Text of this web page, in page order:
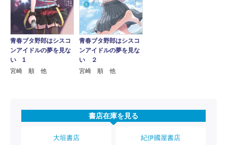
青春ブタ野郎はシスコ
ンアイドルの夢を見な
い 1
宮崎 順 他
青春ブタ野郎はシスコ
ンアイドルの夢を見な
い ２
宮崎 順 他
書店在庫を見る
大垣書店 紀伊國屋書店